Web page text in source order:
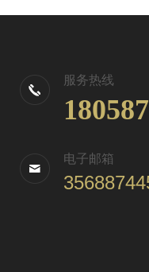
服务热线
电子邮箱